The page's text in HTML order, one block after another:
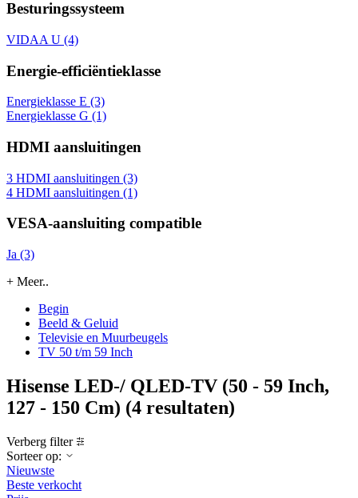
Besturingssysteem
VIDAA U (4)
Energie-efficiëntieklasse
Energieklasse E (3)
Energieklasse G (1)
HDMI aansluitingen
3 HDMI aansluitingen (3)
4 HDMI aansluitingen (1)
VESA-aansluiting compatible
Ja (3)
+ Meer..
Begin
Beeld & Geluid
Televisie en Muurbeugels
TV 50 t/m 59 Inch
Hisense LED-/ QLED-TV (50 - 59 Inch,
127 - 150 Cm) (4 resultaten)
Verberg filter
Sorteer op:
Nieuwste
Beste verkocht